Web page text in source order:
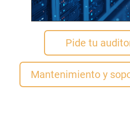
Pide tu
Mantenimiento y